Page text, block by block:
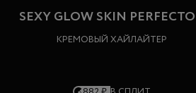
SEXY GLOW SKIN
КРЕМОВЫЙ ХАЙЛАЙТЕР